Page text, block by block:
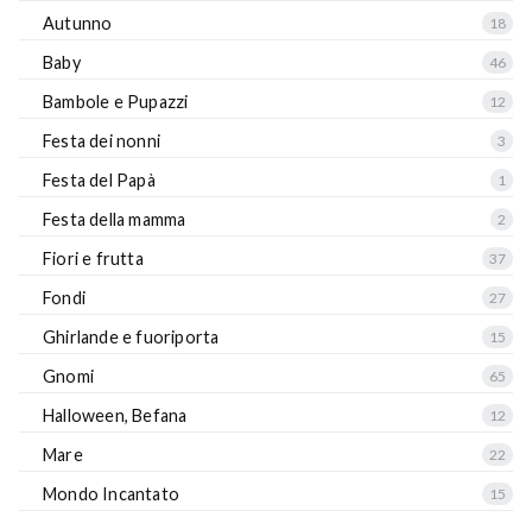
Autunno 18
Baby 46
Bambole e Pupazzi 12
Festa dei nonni 3
Festa del Papà 1
Festa della mamma 2
Fiori e frutta 37
Fondi 27
Ghirlande e fuoriporta 15
Gnomi 65
Halloween, Befana 12
Mare 22
Mondo Incantato 15